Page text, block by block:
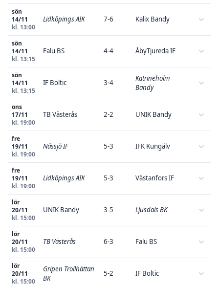
sön
14/11
kl. 13:00
Lidköpings AIK 7-6 Kalix Bandy
sön
14/11
kl. 13:15
Falu BS 4-4 ÅbyTjureda IF
sön
14/11
kl. 13:15
IF Boltic 3-4
Katrineholm
Bandy
ons
17/11
kl. 19:00
TB Västerås 2-2 UNIK Bandy
fre
19/11
kl. 19:00
Nässjö IF 5-3 IFK Kungälv
fre
19/11
kl. 19:00
Lidköpings AIK 5-3 Västanfors IF
lör
20/11
kl. 15:00
UNIK Bandy 3-5 Ljusdals BK
lör
20/11
kl. 15:00
TB Västerås 6-3 Falu BS
lör
20/11
kl. 15:00
Gripen Trollhättan
BK
5-2 IF Boltic